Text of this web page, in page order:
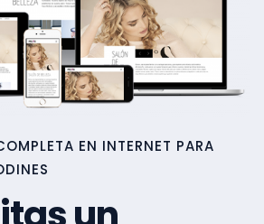
EN INTERNET PARA